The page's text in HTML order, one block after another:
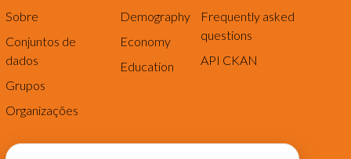
Sobre
Conjuntos de
dados
Grupos
Organizações
Demography
Economy
Education
Frequently asked
questions
API CKAN